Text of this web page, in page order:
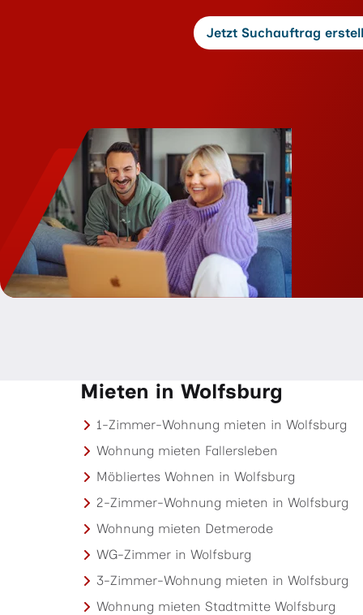
Jetzt Suchauftrag
Mieten in Wolfsburg
1-Zimmer-Wohnung mieten in Wolfsburg
Wohnung mieten Fallersleben
Möbliertes Wohnen in Wolfsburg
2-Zimmer-Wohnung mieten in Wolfsburg
Wohnung mieten Detmerode
WG-Zimmer in Wolfsburg
3-Zimmer-Wohnung mieten in Wolfsburg
Wohnung mieten Stadtmitte Wolfsburg